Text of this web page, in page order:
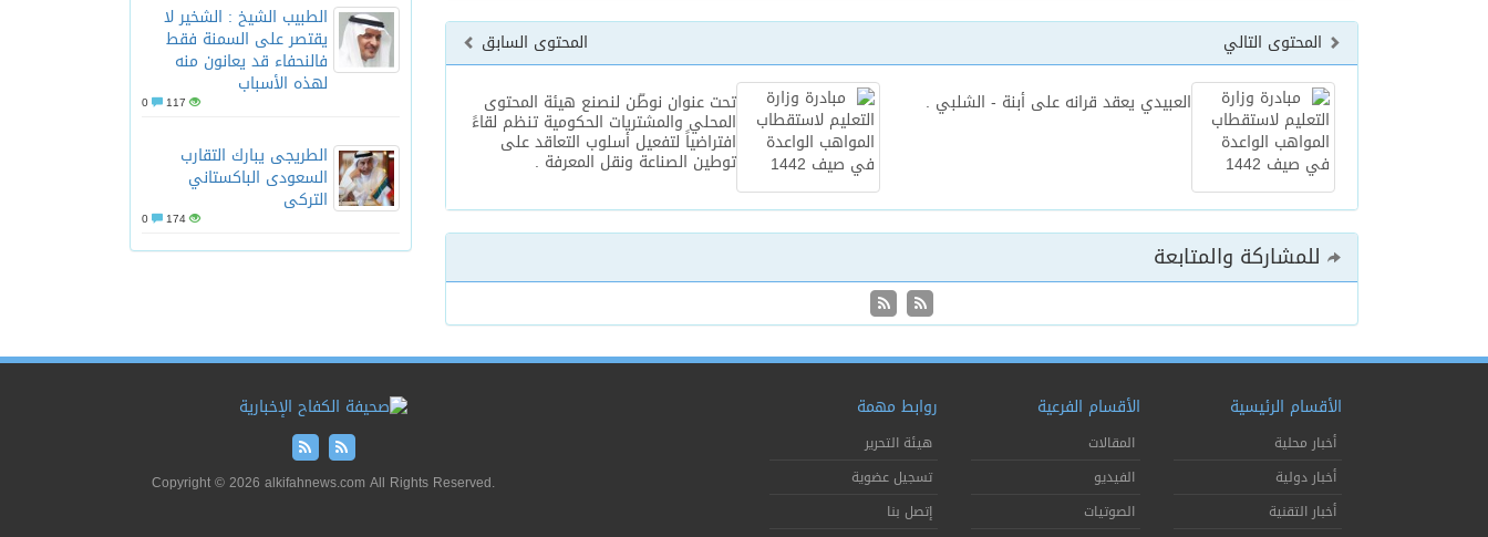
الطبيب الشيخ : الشخير لا
يقتصر على السمنة فقط
فالنحفاء قد يعانون منه
لهذه الأسباب
117
الطريجى يبارك التقارب
السعودى الباكستاني
التركى
174
المحتوى السابق
المحتوى التالي
تحت عنوان نوطّن لنصنع هيئة المحتوى
المحلي والمشتريات الحكومية تنظم لقاءً
افتراضياً لتفعيل أسلوب التعاقد على
توطين الصناعة ونقل المعرفة .
العبيدي يعقد قرانه على أبنة - الشلبي .
للمشاركة والمتابعة
الأقسام الرئيسية
أخبار محلية
أخبار دولية
أخبار التقنية
الأقسام الفرعية
المقالات
الفيديو
الصوتيات
روابط مهمة
هيئة التحرير
تسجيل عضوية
إتصل بنا
Copyright © 2026 alkifahnews.com All Rights Reserved.